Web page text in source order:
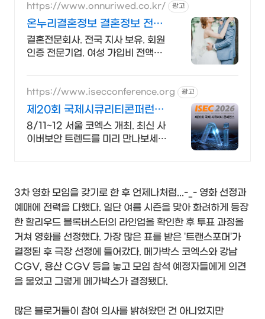
https://www.onnuriwed.co.kr/ 광고
온누리결혼정보 결혼정보 전문
업체
결혼전문회사. 전국 지사 보유. 회원
인증 전문기업. 여성 가입비 전액무
https://www.isecconference.org 광고
제20회 국제시큐리티콘퍼런스
ISEC 2026
8/11~12 서울 코엑스 개최. 최신 사
이버보안 트렌드를 미리 만나보세
3차 영화 모임을 갖기로 한 후 언제나처럼...-_- 영화 선정과
예매에 전력을 다했다. 일단 여름 시즌을 맞아 화려하게 등장
한 할리우드 블록버스터의 라인업을 확인한 후 투표 과정을
거쳐 영화를 선정했다. 가장 많은 표를 받은 '트랜스포머'가
결정된 후 극장 선정에 들어갔다. 메가박스 코엑스와 강남
CGV, 용산 CGV 등을 놓고 모임 참석 예정자들에게 의견
을 물었고 그렇게 메가박스가 결정됐다.
많은 블로거들이 참여 의사를 밝혀왔던 건 아니었지만